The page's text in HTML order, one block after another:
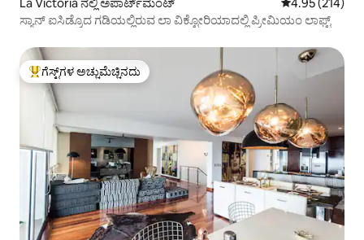
ಸ್ಯಾನ್ ಐಸಿಡ್ರೊದ ಗಡಿಯಲ್ಲಿರುವ ಲಾ ವಿಕ್ಟೋರಿಯಾದಲ್ಲಿ ಪ್ರೀಮಿಯಂ ಲಾಫ್ಟ್
ಗೆಸ್ಟ್‌ಗಳಿಗೆ ಅತಿ ಹೆಚ್ಚು ಅಚ್ಚುಮೆಚ್ಚಿನದು
ಗೆಸ್ಟ್‌ಗಳ ಅಚ್ಚುಮೆಚ್ಚಿನದು